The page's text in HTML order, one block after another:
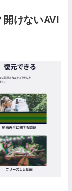
けないAVI